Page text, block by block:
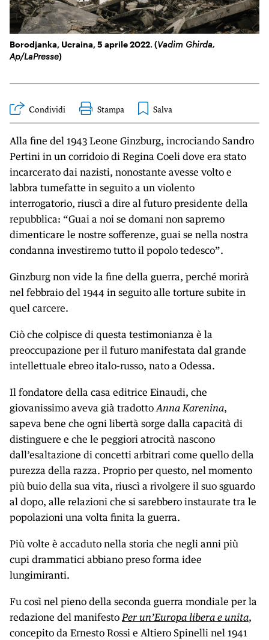
Borodjanka, Ucraina, 5 aprile 2022. (Vadim Ghirda,
Ap/LaPresse)
Condividi Stampa
Alla fine del 1943 Leone Ginzburg, incrociando Sandro
Pertini in un corridoio di Regina Coeli dove era stato
incarcerato dai nazisti, nonostante avesse volto e
labbra tumefatte in seguito a un violento
interrogatorio, riuscì a dire al futuro presidente della
repubblica: “Guai a noi se domani non sapremo
dimenticare le nostre sofferenze, guai se nella nostra
condanna investiremo tutto il popolo tedesco”.
Ginzburg non vide la fine della guerra, perché morirà
nel febbraio del 1944 in seguito alle torture subite in
quel carcere.
Ciò che colpisce di questa testimonianza è la
preoccupazione per il futuro manifestata dal grande
intellettuale ebreo italo-russo, nato a Odessa.
Il fondatore della casa editrice Einaudi, che
giovanissimo aveva già tradottoAnna Karenina,
sapeva bene che ogni libertà sorge dalla capacità di
distinguere e che le peggiori atrocità nascono
dall’esaltazione di concetti arbitrari come quello della
purezza della razza. Proprio per questo, nel momento
più buio della sua vita, riuscì a rivolgere il suo sguardo
al dopo, alle relazioni che si sarebbero instaurate tra le
popolazioni una volta finita la guerra.
Più volte è accaduto nella storia che negli anni più
cupi drammatici abbiano preso forma idee
lungimiranti.
Fu così nel pieno della seconda guerra mondiale per la
redazione del manifestoPer un’Europa libera e unita,
concepito da Ernesto Rossi e Altiero Spinelli nel 1941